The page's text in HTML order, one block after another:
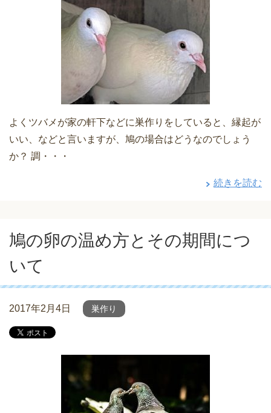
よくツバメが家の軒下などに巣作りをしていると、縁起が
いい、などと言いますが、鳩の場合はどうなのでしょう
か？ 調・・・
続きを読む
鳩の卵の温め方とその期間につ
いて
2017年2月4日 巣作り